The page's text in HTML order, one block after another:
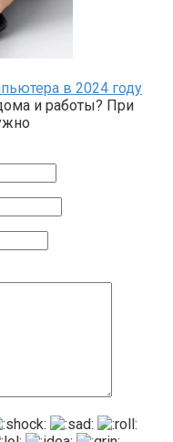
в 2024 году
и работы? При